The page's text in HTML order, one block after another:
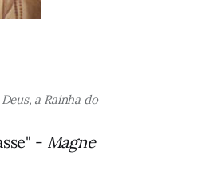
a Rainha do
- Magne